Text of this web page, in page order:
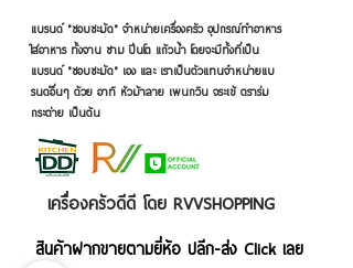
แบรนด์ "ชอบชะมัด" จำหน่ายเครื่องครัว อุปกรณ์ทำอาหาร
ใส่อาหาร ทั้งจาน ชาม ปิ่นโต แก้วน้ำ โดยจะมีทั้งที่เป็น
แบรนด์ "ชอบชะมัด" เอง และ เราเป็นตัวแทนจำหน่ายแบ
รนด์อื่นๆ ด้วย อาทิ หัวม้าลาย เพนกวิน จระเข้ ตราร่ม
กระต่าย เป็นต้น
เครื่องครัวดีดี โดย RVVSHOPPING
สินค้าฝากขายตามยี่ห้อ ปลีก-ส่ง Click เลย